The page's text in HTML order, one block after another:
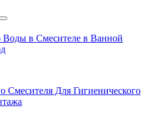
в Смесителе в Ванной
Смесителя Для Гигиенического